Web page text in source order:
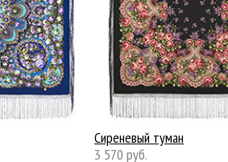
Сиреневый туман
3 570 руб.